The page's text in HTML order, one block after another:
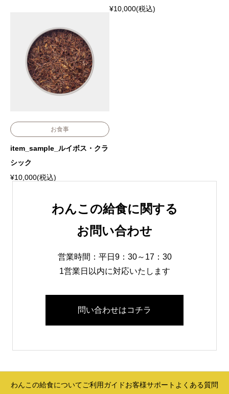
¥10,000(税込)
お食事
item_sample_ルイボス・クラ
シック
¥10,000(税込)
わんこの給食に関する
お問い合わせ
営業時間：平日9：30～17：30
1営業日以内に対応いたします
問い合わせはコチラ
わんこの給食についてご利用ガイドお客様サポート よくある質問